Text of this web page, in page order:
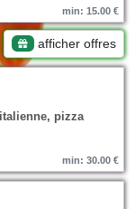
min: 15.00 €
afficher offres
pizza
min: 30.00 €